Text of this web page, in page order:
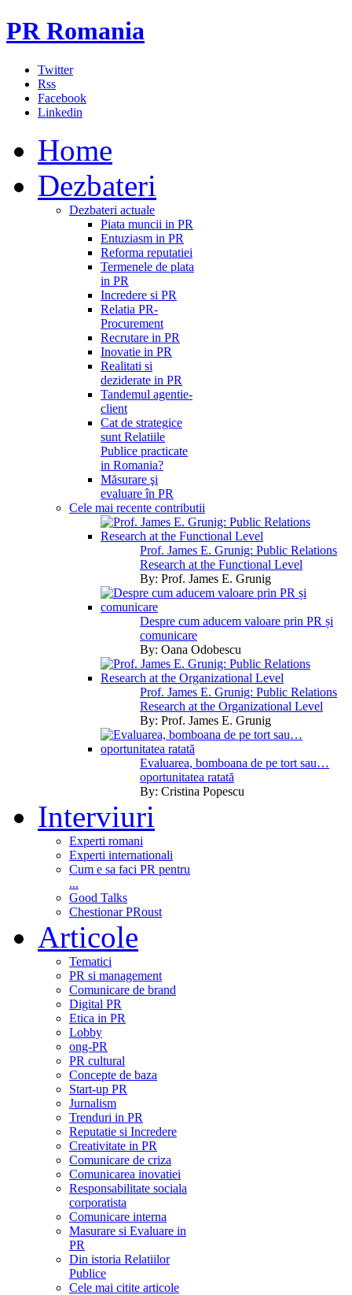
PR Romania
Twitter
Rss
Facebook
Linkedin
Home
Dezbateri
Dezbateri actuale
Piata muncii in PR
Entuziasm in PR
Reforma reputatiei
Termenele de plata
in PR
Incredere si PR
Relatia PR-
Procurement
Recrutare in PR
Inovatie in PR
Realitati si
deziderate in PR
Tandemul agentie-
client
Cat de strategice
sunt Relatiile
Publice practicate
in Romania?
Măsurare şi
evaluare în PR
Cele mai recente contributii
Prof. James E. Grunig: Public Relations
Research at the Functional Level
By: Prof. James E. Grunig
Despre cum aducem valoare prin PR și
comunicare
By: Oana Odobescu
Prof. James E. Grunig: Public Relations
Research at the Organizational Level
By: Prof. James E. Grunig
Evaluarea, bomboana de pe tort sau…
oportunitatea ratată
By: Cristina Popescu
Interviuri
Experti romani
Experti internationali
Cum e sa faci PR pentru
...
Good Talks
Chestionar PRoust
Articole
Tematici
PR si management
Comunicare de brand
Digital PR
Etica in PR
Lobby
ong-PR
PR cultural
Concepte de baza
Start-up PR
Jurnalism
Trenduri in PR
Reputatie si Incredere
Creativitate in PR
Comunicare de criza
Comunicarea inovatiei
Responsabilitate sociala
corporatista
Comunicare interna
Masurare si Evaluare in
PR
Din istoria Relatiilor
Publice
Cele mai citite articole